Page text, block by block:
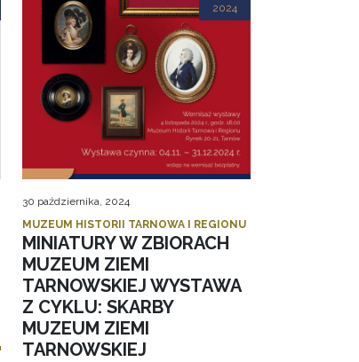
2024
30 października, 2024
MUZEUM HISTORII TARNOWA I REGIONU
MINIATURY W ZBIORACH
MUZEUM ZIEMI
TARNOWSKIEJ WYSTAWA
Z CYKLU: SKARBY
MUZEUM ZIEMI
TARNOWSKIEJ